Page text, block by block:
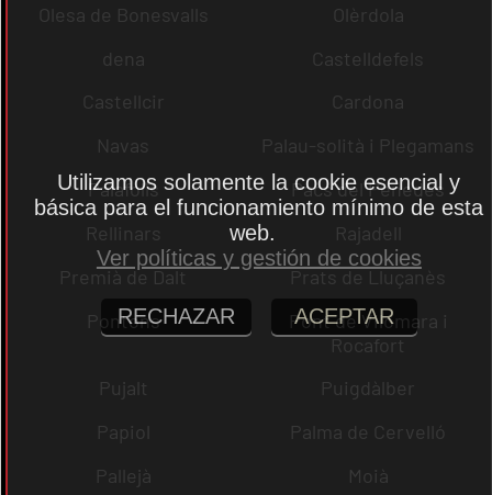
Olesa de Bonesvalls
Olèrdola
dena
Castelldefels
Castellcir
Cardona
Navas
Palau-solità i Plegamans
Palafolls
Pacs del Penedès
Rellinars
Rajadell
Premià de Dalt
Prats de Lluçanès
Pontons
Pont de Vilomara i
Rocafort
Pujalt
Puigdàlber
Papiol
Palma de Cervelló
Pallejà
Moià
Utilizamos solamente la cookie esencial y
básica para el funcionamiento mínimo de esta
web.
Ver políticas y gestión de cookies
RECHAZAR ACEPTAR